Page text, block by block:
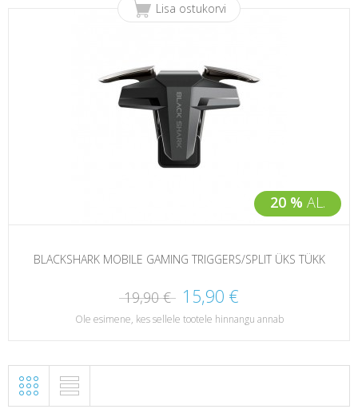
20 % AL.
Lisa ostukorvi
BLACKSHARK MOBILE GAMING TRIGGERS/SPLIT ÜKS TÜKK
19,90 € 15,90 €
Ole esimene, kes sellele tootele hinnangu annab